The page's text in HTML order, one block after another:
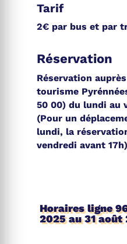
Tarif
2€ par bus et par
Réservation
Réservation
tourisme
50 00) du lundi au
(Pour un
lundi, la
vendredi avant 17h)
Horaires ligne
2025 au 31 août